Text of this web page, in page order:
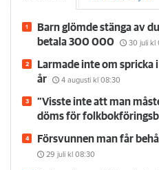
Barn glömde stänga av
betala 300 000
30 juli kl
Larmade inte om spricka
år
4 augusti kl 08:30
”Visste inte att man
döms för
Försvunnen man får
29 juli kl 08:30